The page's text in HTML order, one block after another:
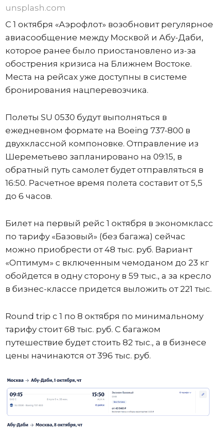
unsplash.com
С 1 октября «Аэрофлот» возобновит регулярное
авиасообщение между Москвой и Абу-Даби,
которое ранее было приостановлено из-за
обострения кризиса на Ближнем Востоке.
Места на рейсах уже доступны в системе
бронирования нацперевозчика.
Полеты SU 0530 будут выполняться в
ежедневном формате на Boeing 737-800 в
двухклассной компоновке. Отправление из
Шереметьево запланировано на 09:15, в
обратный путь самолет будет отправляться в
16:50. Расчетное время полета составит от 5,5
до 6 часов.
Билет на первый рейс 1 октября в экономкласс
по тарифу «Базовый» (без багажа) сейчас
можно приобрести от 48 тыс. руб. Вариант
«Оптимум» с включенным чемоданом до 23 кг
обойдется в одну сторону в 59 тыс., а за кресло
в бизнес-классе придется выложить от 221 тыс.
Round trip с 1 по 8 октября по минимальному
тарифу стоит 68 тыс. руб. С багажом
путешествие будет стоить 82 тыс., а в бизнесе
цены начинаются от 396 тыс. руб.